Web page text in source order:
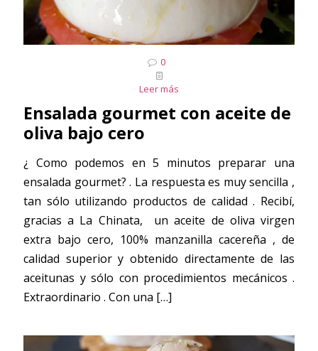
0
Leer más
Ensalada gourmet con aceite de
oliva bajo cero
¿ Como podemos en 5 minutos preparar una
ensalada gourmet? . La respuesta es muy sencilla ,
tan sólo utilizando productos de calidad . Recibí,
gracias a La Chinata, un aceite de oliva virgen
extra bajo cero, 100% manzanilla cacereña , de
calidad superior y obtenido directamente de las
aceitunas y sólo con procedimientos mecánicos .
Extraordinario . Con una […]